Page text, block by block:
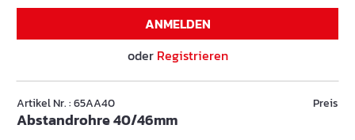
ANMELDEN
oder Registrieren
Artikel Nr. : 65AA40
Abstandrohre 40/46mm
Preis